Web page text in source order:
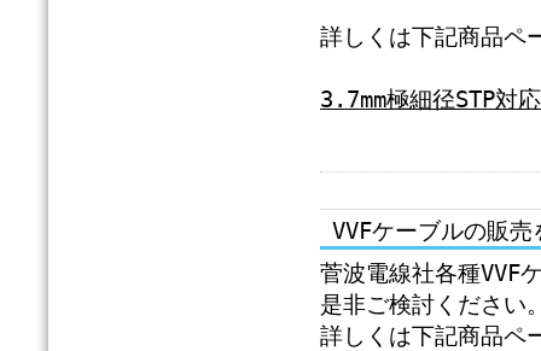
詳しくは下記商品ペ
3.7mm極細径STP対
VVFケーブルの販
菅波電線社各種VVF
是非ご検討ください
詳しくは下記商品ペ